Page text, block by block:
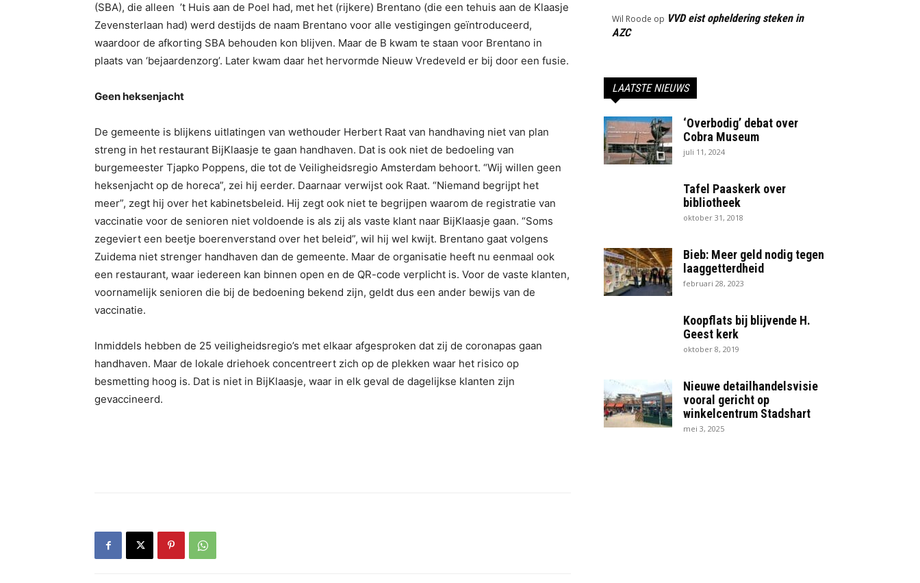
(SBA), die alleen ’t Huis aan de Poel had, met het (rijkere) Brentano (die een tehuis aan de Klaasje
Zevensterlaan had) werd destijds de naam Brentano voor alle vestigingen geïntroduceerd,
waardoor de afkorting SBA behouden kon blijven. Maar de B kwam te staan voor Brentano in
plaats van ‘bejaardenzorg’. Later kwam daar het hervormde Nieuw Vredeveld er bij door een fusie.
Geen heksenjacht
De gemeente is blijkens uitlatingen van wethouder Herbert Raat van handhaving niet van plan
streng in het restaurant BijKlaasje te gaan handhaven. Dat is ook niet de bedoeling van
burgemeester Tjapko Poppens, die tot de Veiligheidsregio Amsterdam behoort. “Wij willen geen
heksenjacht op de horeca”, zei hij eerder. Daarnaar verwijst ook Raat. “Niemand begrijpt het
meer”, zegt hij over het kabinetsbeleid. Hij zegt ook niet te begrijpen waarom de registratie van
vaccinatie voor de senioren niet voldoende is als zij als vaste klant naar BijKlaasje gaan. “Soms
zegeviert een beetje boerenverstand over het beleid”, wil hij wel kwijt. Brentano gaat volgens
Zuidema niet strenger handhaven dan de gemeente. Maar de organisatie heeft nu eenmaal ook
een restaurant, waar iedereen kan binnen open en de QR-code verplicht is. Voor de vaste klanten,
voornamelijk senioren die bij de bedoening bekend zijn, geldt dus een ander bewijs van de
vaccinatie.
Inmiddels hebben de 25 veiligheidsregio’s met elkaar afgesproken dat zij de coronapas gaan
handhaven. Maar de lokale driehoek concentreert zich op de plekken waar het risico op
besmetting hoog is. Dat is niet in BijKlaasje, waar in elk geval de dagelijkse klanten zijn
gevaccineerd.
Wil Roode op VVD eist opheldering steken in
AZC
LAATSTE NIEUWS
‘Overbodig’ debat over
Cobra Museum
juli 11, 2024
Tafel Paaskerk over
bibliotheek
oktober 31, 2018
Bieb: Meer geld nodig tegen
laaggetterdheid
februari 28, 2023
Koopflats bij blijvende H.
Geest kerk
oktober 8, 2019
Nieuwe detailhandelsvisie
vooral gericht op
winkelcentrum Stadshart
mei 3, 2025